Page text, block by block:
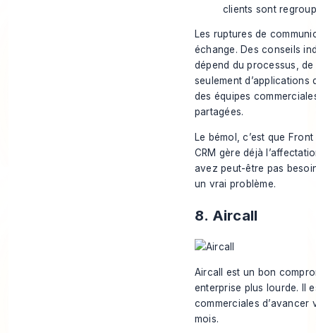
clients sont
Les ruptures de
échange. Des conseils
dépend du processus,
seulement
des équipes
partagées.
Le bémol, c’est que
CRM gère déjà
avez peut-être pas
un vrai problème.
8. Aircall
Aircall est un bon
enterprise plus lourde. Il
commerciales d’avancer
mois.